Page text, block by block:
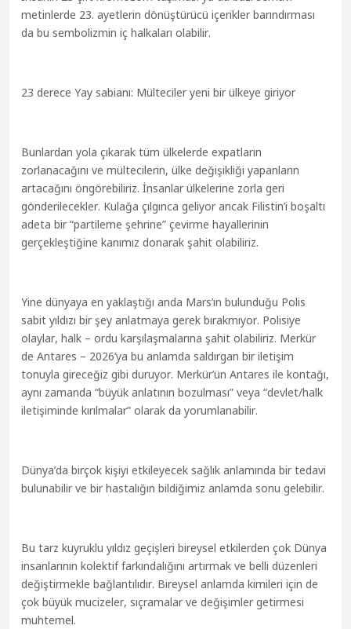
metinlerde 23. ayetlerin dönüştürücü içerikler barındırması
da bu sembolizmin iç halkaları olabilir.
23 derece Yay sabianı: Mülteciler yeni bir ülkeye giriyor
Bunlardan yola çıkarak tüm ülkelerde expatların
zorlanacağını ve mültecilerin, ülke değişikliği yapanların
artacağını öngörebiliriz. İnsanlar ülkelerine zorla geri
gönderilecekler. Kulağa çılgınca geliyor ancak Filistin’i boşaltı
adeta bir “partileme şehrine” çevirme hayallerinin
gerçekleştiğine kanımız donarak şahit olabiliriz.
Yine dünyaya en yaklaştığı anda Mars’ın bulunduğu Polis
sabit yıldızı bir şey anlatmaya gerek bırakmıyor. Polisiye
olaylar, halk – ordu karşılaşmalarına şahit olabiliriz. Merkür
de Antares – 2026’ya bu anlamda saldırgan bir iletişim
tonuyla gireceğiz gibi duruyor. Merkür’ün Antares ile kontağı,
aynı zamanda “büyük anlatının bozulması” veya “devlet/halk
iletişiminde kırılmalar” olarak da yorumlanabilir.
Dünya’da birçok kişiyi etkileyecek sağlık anlamında bir tedavi
bulunabilir ve bir hastalığın bildiğimiz anlamda sonu gelebilir.
Bu tarz kuyruklu yıldız geçişleri bireysel etkilerden çok Dünya
insanlarının kolektif farkındalığını artırmak ve belli düzenleri
değiştirmekle bağlantılıdır. Bireysel anlamda kimileri için de
çok büyük mucizeler, sıçramalar ve değişimler getirmesi
muhtemel.